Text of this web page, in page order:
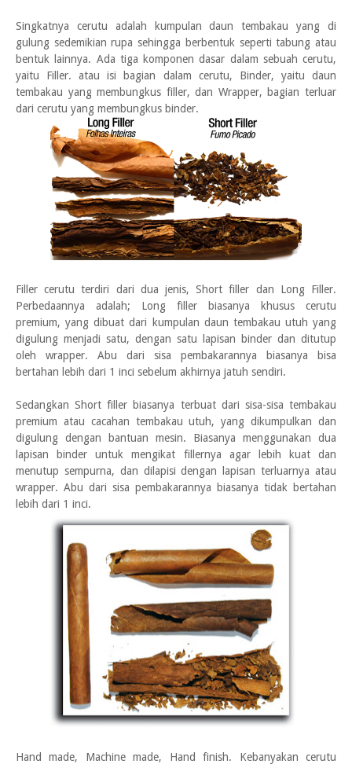
Singkatnya cerutu adalah kumpulan daun tembakau yang di
gulung sedemikian rupa sehingga berbentuk seperti tabung atau
bentuk lainnya. Ada tiga komponen dasar dalam sebuah cerutu,
yaitu Filler. atau isi bagian dalam cerutu, Binder, yaitu daun
tembakau yang membungkus filler, dan Wrapper, bagian terluar
dari cerutu yang membungkus binder.
Filler cerutu terdiri dari dua jenis, Short filler dan Long Filler.
Perbedaannya adalah; Long filler biasanya khusus cerutu
premium, yang dibuat dari kumpulan daun tembakau utuh yang
digulung menjadi satu, dengan satu lapisan binder dan ditutup
oleh wrapper. Abu dari sisa pembakarannya biasanya bisa
bertahan lebih dari 1 inci sebelum akhirnya jatuh sendiri.
Sedangkan Short filler biasanya terbuat dari sisa-sisa tembakau
premium atau cacahan tembakau utuh, yang dikumpulkan dan
digulung dengan bantuan mesin. Biasanya menggunakan dua
lapisan binder untuk mengikat fillernya agar lebih kuat dan
menutup sempurna, dan dilapisi dengan lapisan terluarnya atau
wrapper. Abu dari sisa pembakarannya biasanya tidak bertahan
lebih dari 1 inci.
Hand made, Machine made, Hand finish. Kebanyakan cerutu